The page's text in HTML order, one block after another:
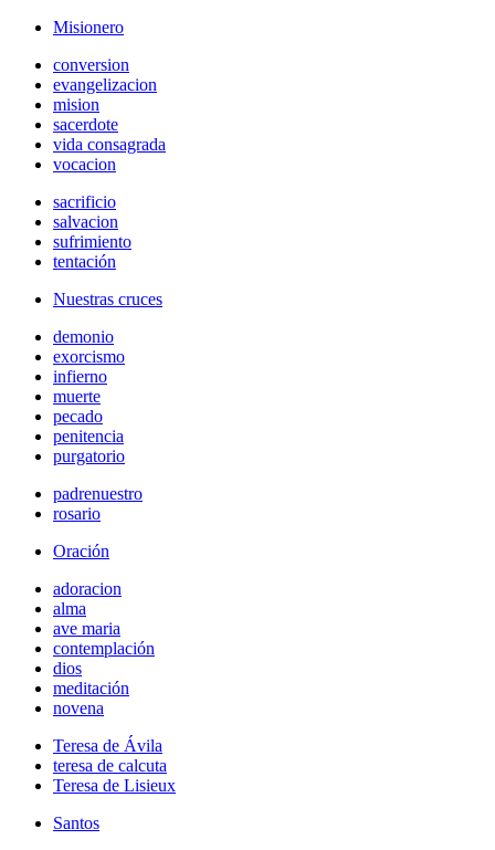
Misionero
conversion
evangelizacion
mision
sacerdote
vida consagrada
vocacion
sacrificio
salvacion
sufrimiento
tentación
Nuestras cruces
demonio
exorcismo
infierno
muerte
pecado
penitencia
purgatorio
padrenuestro
rosario
Oración
adoracion
alma
ave maria
contemplación
dios
meditación
novena
Teresa de Ávila
teresa de calcuta
Teresa de Lisieux
Santos